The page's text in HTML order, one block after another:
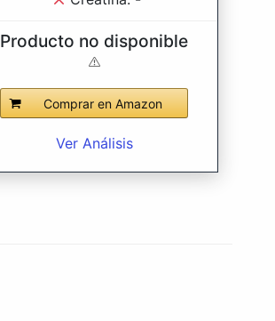
Producto no disponible
Comprar en Amazon
Ver Análisis